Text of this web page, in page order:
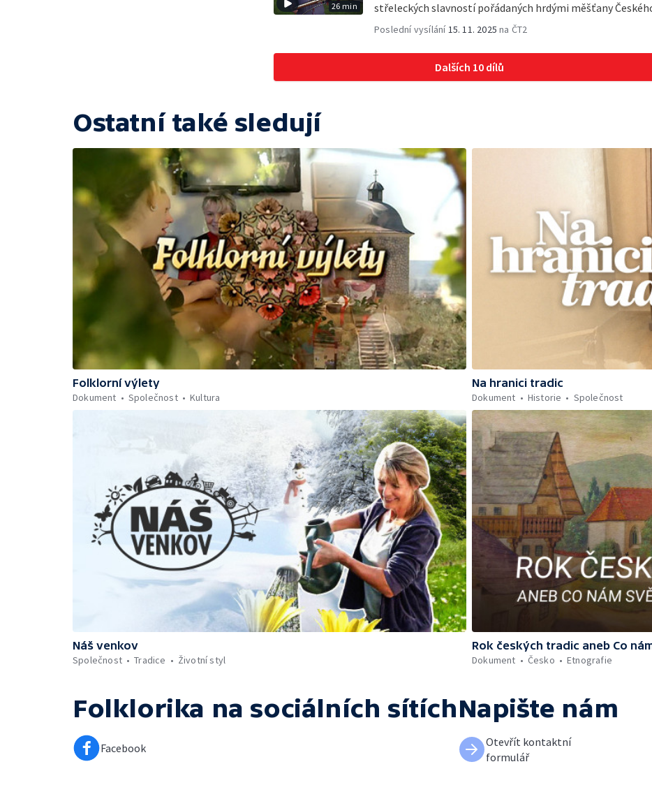
26 min
střeleckých slavností pořádaných hrdými měšťany
Poslední vysílání15. 11. 2025 na ČT2
Dalších 10 dílů
Ostatní také sledují
Folklorní výlety
Dokument
Společnost Kultura
Na hranici tradic
Dokument
Historie Společnost
Náš venkov
Společnost
Tradice Životní styl
Rok českých tradic aneb Co
Dokument
Česko Etnografie
Folklorika na sociálních sítích
Facebook
Napište nám
Otevřít kontaktní
formulář